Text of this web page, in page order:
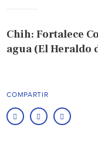
Chih: Fortalece
agua (El Heraldo
COMPARTIR